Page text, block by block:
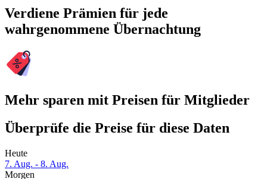
Verdiene Prämien für jede
wahrgenommene Übernachtung
Mehr sparen mit Preisen für Mitglieder
Überprüfe die Preise für diese Daten
Heute
7. Aug. - 8. Aug.
Morgen